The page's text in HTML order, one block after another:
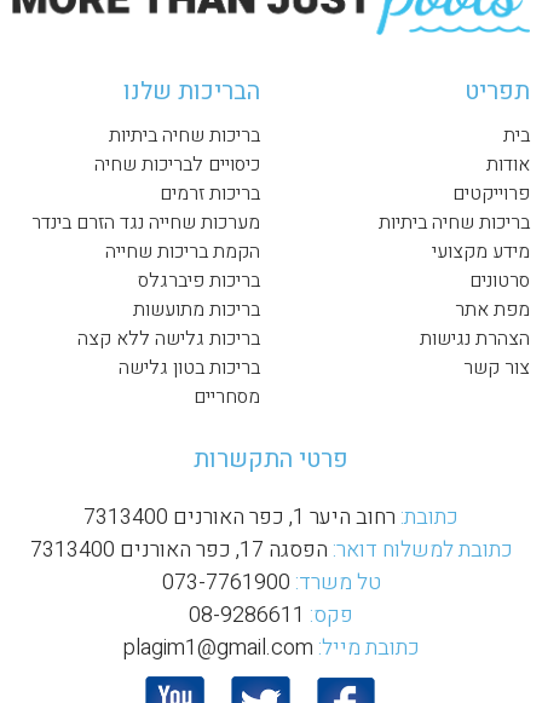
תפריט
בית
אודות
פרוייקטים
בריכות שחיה ביתיות
מידע מקצועי
סרטונים
מפת אתר
הצהרת נגישות
צור קשר
הבריכות שלנו
בריכות שחיה ביתיות
כיסויים לבריכות שחיה
בריכות זרמים
מערכות שחייה נגד הזרם בינדר
הקמת בריכות שחייה
בריכות פיברגלס
בריכות מתועשות
בריכות גלישה ללא קצה
בריכות בטון גלישה
מסחריים
פרטי התקשרות
כתובת: רחוב היער 1, כפר האורנים 7313400
כתובת למשלוח דואר: הפסגה 17, כפר האורנים 7313400
טל משרד: 073-7761900
פקס:
כתובת מייל: plagim1@gmail.com